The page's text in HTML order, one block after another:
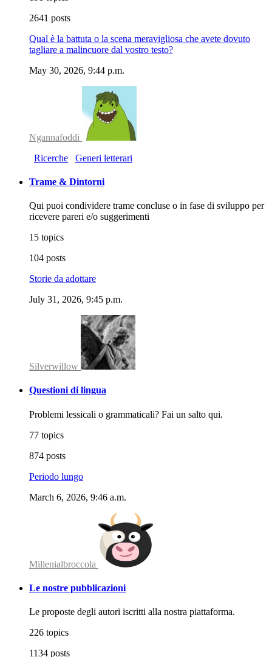
2641 posts
Qual è la battuta o la scena meravigliosa che avete dovuto
tagliare a malincuore dal vostro testo?
May 30, 2026, 9:44 p.m.
Ngannafoddi
Ricerche
Generi letterari
Trame & Dintorni
Qui puoi condividere trame concluse o in fase di sviluppo per
ricevere pareri e/o suggerimenti
15 topics
104 posts
Storie da adottare
July 31, 2026, 9:45 p.m.
Silverwillow
Questioni di lingua
Problemi lessicali o grammaticali? Fai un salto qui.
77 topics
874 posts
Periodo lungo
March 6, 2026, 9:46 a.m.
Millenialbroccola
Le nostre pubblicazioni
Le proposte degli autori iscritti alla nostra piattaforma.
226 topics
1134 posts